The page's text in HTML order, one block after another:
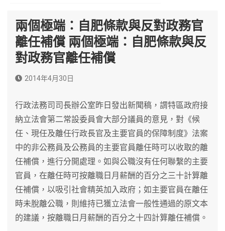
兩個極端：自肥條款與反對政務官
離任補償 兩個極端：自肥條款與反
對政務官離任補償
2014年4月30日
行政法務司司長辦公室昨日發出新聞稿，謂特區政府接
納立法會第二常設委員會大部分議員的意見，對《候
任、現任及離任行政長官及主要官員的保障制度》法案
中的非公務員及公務員的主要官員離任時可以收取的離
任補償，進行分開處理。如與公職沒有任何聯繫的主要
官員，在離任時可按離職日月薪酬的百分之三十計算離
任補償，以吸引社會精英加入政府；如主要官員在離任
時未脫離公職，則維持已獲立法會一般性通過的原文本
的建議，按離職日月薪酬的百分之十四計算離任補償。